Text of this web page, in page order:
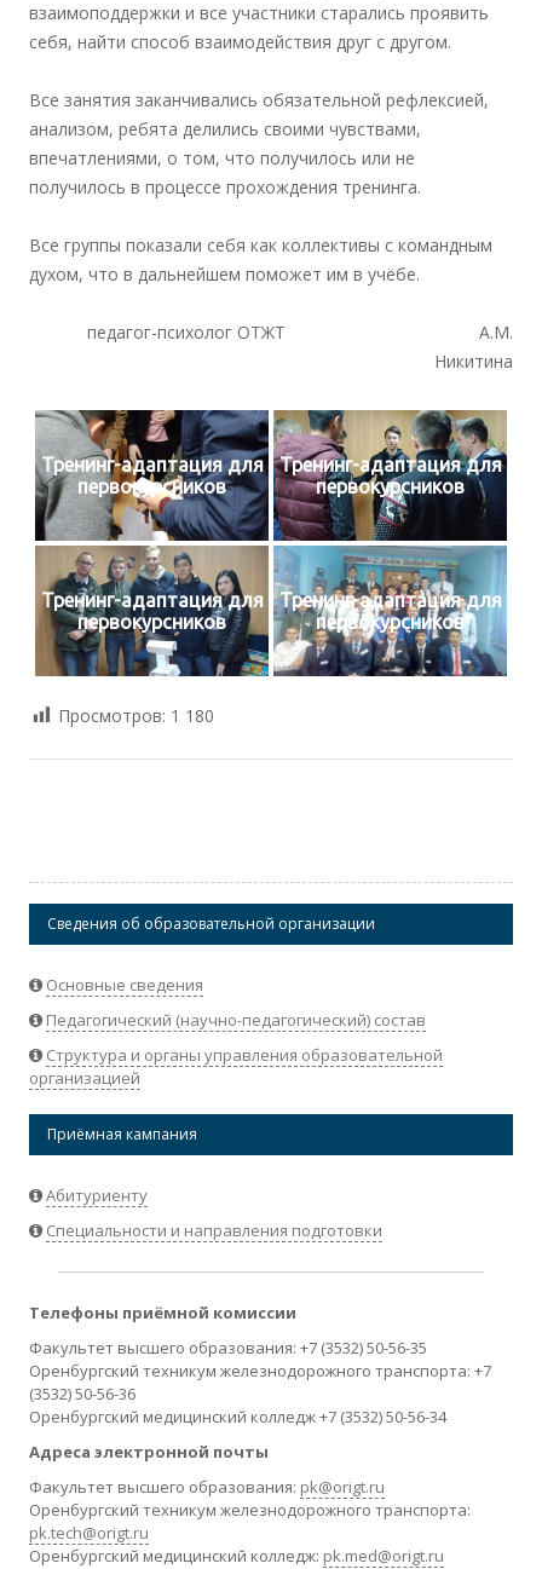
взаимоподдержки и все участники старались проявить
себя, найти способ взаимодействия друг с другом.
Все занятия заканчивались обязательной рефлексией,
анализом, ребята делились своими чувствами,
впечатлениями, о том, что получилось или не
получилось в процессе прохождения тренинга.
Все группы показали себя как коллективы с командным
духом, что в дальнейшем поможет им в учёбе.
педагог-психолог ОТЖТ А.М.
Никитина
Тренинг-адаптация для
первокурсников
Тренинг-адаптация для
первокурсников
Тренинг-адаптация для
первокурсников
Тренинг-адаптация для
первокурсников
Просмотров: 1 180
Сведения об образовательной организации
Основные сведения
Педагогический (научно-педагогический) состав
Структура и органы управления образовательной
организацией
Приёмная кампания
Абитуриенту
Специальности и направления подготовки
Телефоны приёмной комиссии
Факультет высшего образования: +7 (3532) 50-56-35
Оренбургский техникум железнодорожного транспорта: +7
(3532) 50-56-36
Оренбургский медицинский колледж +7 (3532) 50-56-34
Адреса электронной почты
Факультет высшего образования: pk@origt.ru
Оренбургский техникум железнодорожного транспорта:
pk.tech@origt.ru
Оренбургский медицинский колледж: pk.med@origt.ru